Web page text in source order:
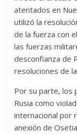
atentados en
utilizó la
de la fuerza con
las fuerzas
desconfianza de
resoluciones de
Por su parte, los
Rusia como
internacional por
anexión de